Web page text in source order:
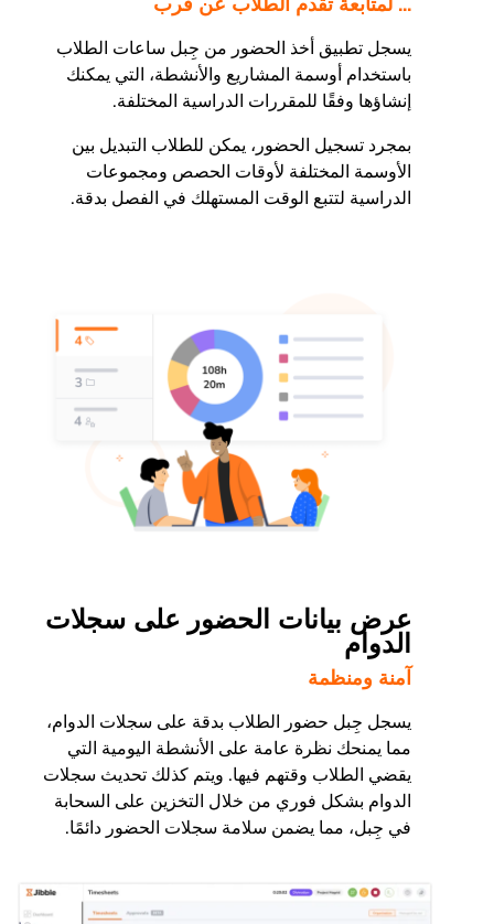
يسجل تطبيق أخذ الحضور من جِبل ساعات الطلاب
باستخدام أوسمة المشاريع والأنشطة، التي يمكنك
إنشاؤها وفقًا للمقررات الدراسية المختلفة.
بمجرد تسجيل الحضور، يمكن للطلاب التبديل بين
الأوسمة المختلفة لأوقات الحصص ومجموعات
الدراسية لتتبع الوقت المستهلك في الفصل بدقة.
عرض بيانات الحضور على سجلات
الدوام
آمنة ومنظمة
يسجل جِبل حضور الطلاب بدقة على سجلات الدوام،
مما يمنحك نظرة عامة على الأنشطة اليومية التي
يقضي الطلاب وقتهم فيها. ويتم كذلك تحديث سجلات
الدوام بشكل فوري من خلال التخزين على السحابة
في جِبل، مما يضمن سلامة سجلات الحضور دائمًا.